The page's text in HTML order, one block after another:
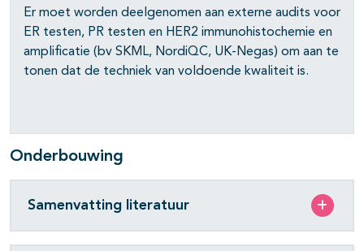
open- en dichtklappen
open- en dichtklappen
Er moet worden deelgenomen aan externe audits voor
ER testen, PR testen en HER2 immunohistochemie en
amplificatie (bv SKML, NordiQC, UK-Negas) om aan te
tonen dat de techniek van voldoende kwaliteit is.
Onderbouwing
Samenvatting literatuur